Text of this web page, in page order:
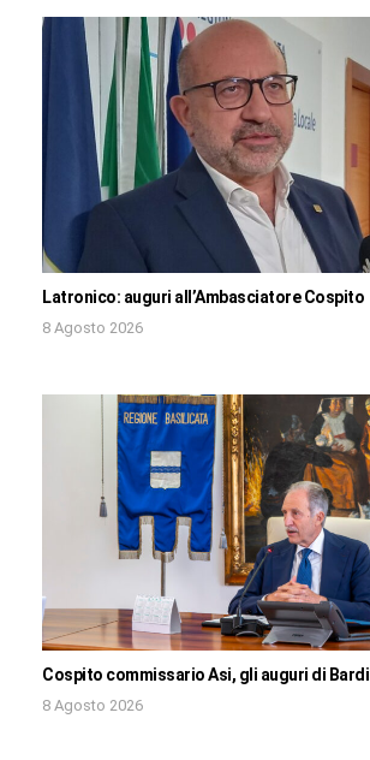
Latronico: auguri all’Ambasciatore Cospito
8 Agosto 2026
Cospito commissario Asi, gli auguri di Bardi
8 Agosto 2026